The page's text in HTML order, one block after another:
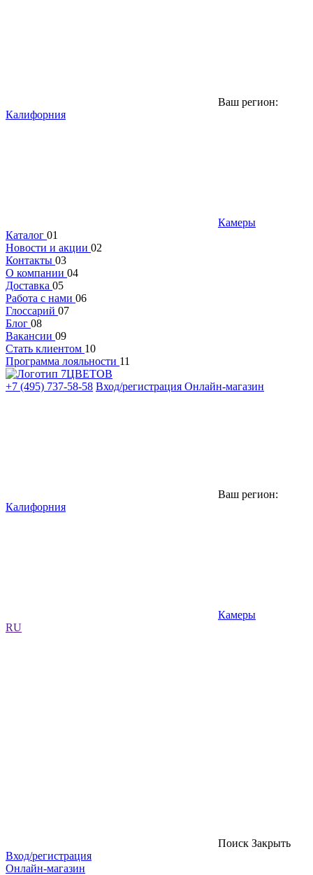
Ваш регион:
Калифорния
Камеры
Каталог 01
Новости и акции 02
Контакты 03
О компании 04
Доставка 05
Работа с нами 06
Глоссарий 07
Блог 08
Вакансии 09
Стать клиентом 10
Программа лояльности 11
+7 (495) 737-58-58 Вход/регистрация Онлайн-магазин
Ваш регион:
Калифорния
Камеры
RU
Поиск Закрыть
Вход/регистрация
Онлайн-магазин